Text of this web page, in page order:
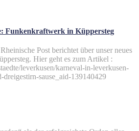
Funkenkraftwerk in Küppersteg
Post berichtet über unser neues
Hier geht es zum Artikel :
leverkusen/karneval-in-leverkusen-
sause_aid-139140429